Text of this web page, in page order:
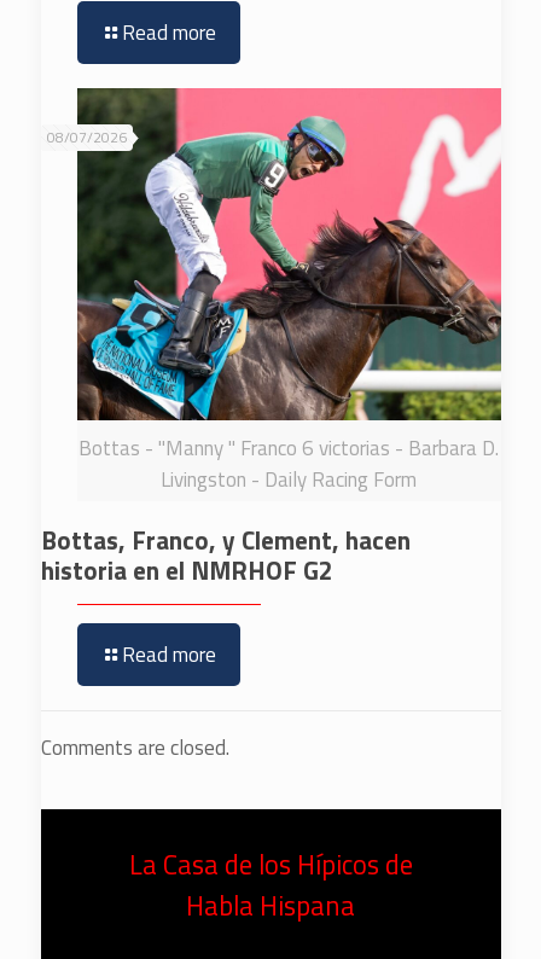
Read more
Bottas - "Manny " Franco 6 victorias - Barbara D.
Livingston - Daily Racing Form
08/07/2026
Bottas, Franco, y Clement, hacen
historia en el NMRHOF G2
Read more
Comments are closed.
La Casa de los Hípicos de
Habla Hispana